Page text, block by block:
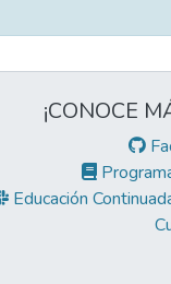
¡CONOCE
Educación